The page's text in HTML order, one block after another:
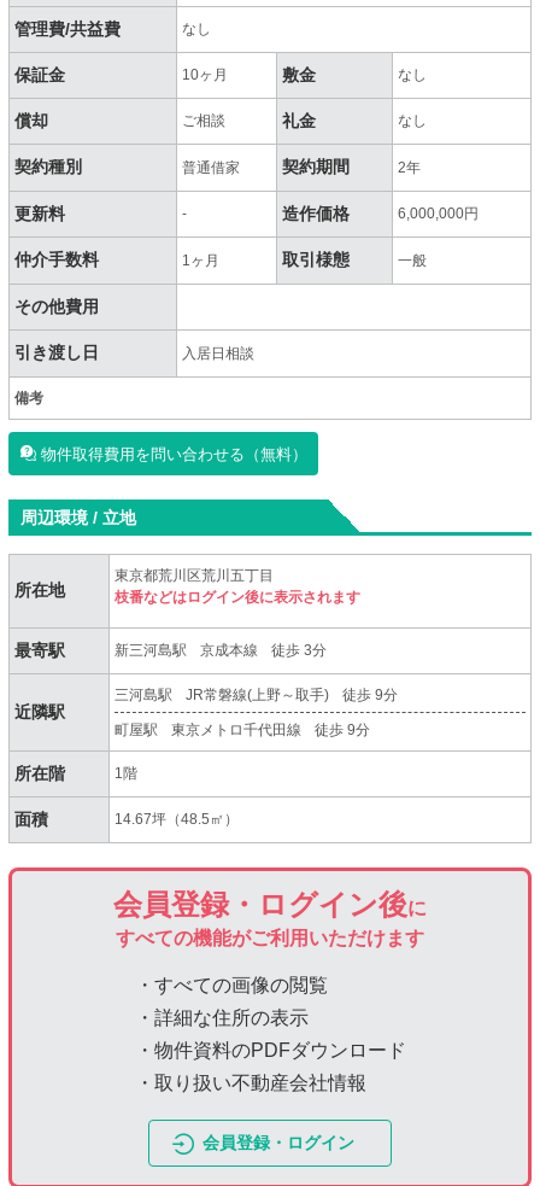
管理費/共益費 なし
保証金 10ヶ月 敷金 なし
償却 ご相談 礼金 なし
契約種別 普通借家 契約期間 2年
更新料 - 造作価格 6,000,000円
仲介手数料 1ヶ月 取引様態 一般
その他費用
引き渡し日 入居日相談
備考
物件取得費用を問い合わせる（無料）
周辺環境 / 立地
所在地
東京都荒川区荒川五丁目
枝番などはログイン後に表示されます
最寄駅 新三河島駅 京成本線 徒歩 3分
近隣駅
三河島駅 JR常磐線(上野～取手) 徒歩 9分
町屋駅 東京メトロ千代田線 徒歩 9分
所在階 1階
面積 14.67坪（48.5㎡）
会員登録・ログイン後に
すべての機能がご利用いただけます
・すべての画像の閲覧
・詳細な住所の表示
・物件資料のPDFダウンロード
・取り扱い不動産会社情報
会員登録・ログイン